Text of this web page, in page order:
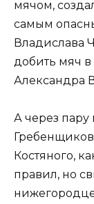
мячом,
самым
Владислава
добить мяч в
Александра
А через пару
Костяного,
правил, но